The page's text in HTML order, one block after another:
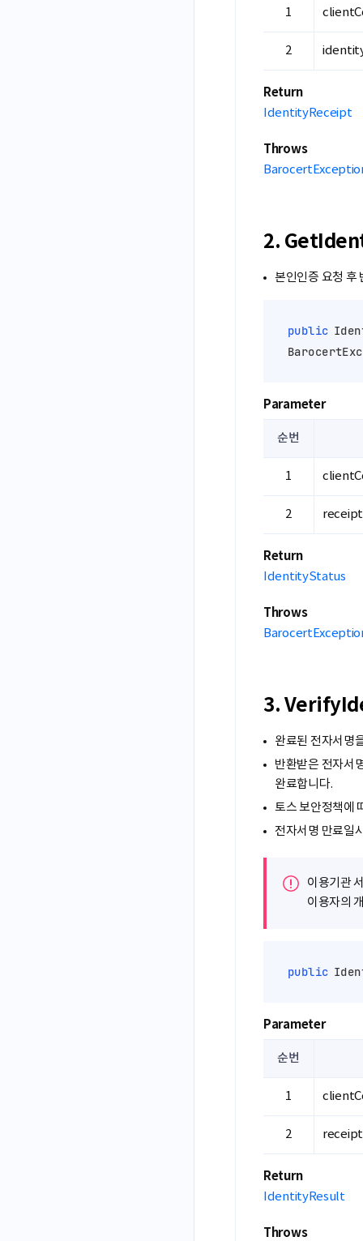
Return
IdentityReceipt
Throws
2.
본인인증 요청 후
public
Parameter
순번
Return
IdentityStatus
Throws
3.
완료된 전자서명
반환받은 전자
완료합니다.
토스 보안정책에
전자서명 만료일
이용기관
이용자의
public
Parameter
순번
Return
IdentityResult
Throws